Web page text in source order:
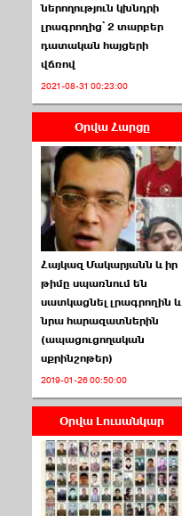
ՏԵՍԱՆՅՈՒԹ․ Ի՞նչ
իրավիճակ է այս ›››
2026-07-04 10:40:00
Սահմանադրական
դատարանը մերժեց ›››
2026-07-02 00:39:00
ՈՒՂԻՂ․ ԱԺ-ն
Կառավարության ›››
2026-07-01 00:52:00
ներողություն կխնդրի
լրագրողից՝ 2 տարբեր
դատական հայցերի
վճռով
2021-08-31 00:23:00
Օրվա Հարցը
Հայկազ Մակարյանն և իր
թիմը սպառնում են
սատկացնել լրագրողին և
նրա հարազատներին
(ապացուցողական
սքրինշոթեր)
2019-01-26 00:50:00
Օրվա Լուսանկար